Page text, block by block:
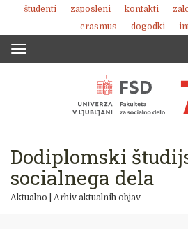
Skoči
vsebino
študenti zaposleni kontakti
erasmus
dogodki
Dodiplomski
socialnega dela
Aktualno Arhiv aktualnih objav